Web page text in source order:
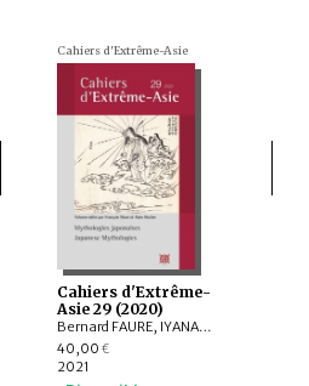
Cahiers d'Extrême-Asie
Cahiers d'Extrême-
Asie 29 (2020)
Bernard FAURE, IYANAGA Nobumi, François MACÉ, Arnaud BROTONS, HIRAFUJI Kikuko, Laurent NESPOULOUS, Ignacio QUIROS, Alain ROCHER, TAKAYAMA Rinjirō
40,00 €
2021